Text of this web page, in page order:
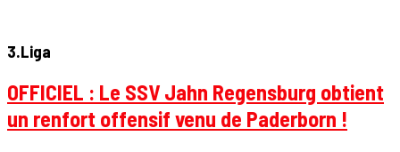
3.Liga
OFFICIEL : Le SSV Jahn Regensburg obtient
un renfort offensif venu de Paderborn !